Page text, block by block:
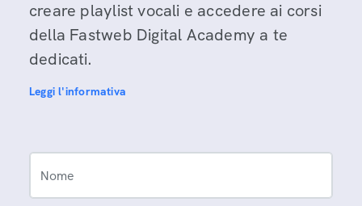
creare playlist vocali e accedere ai corsi
della Fastweb Digital Academy a te
dedicati.
Leggi l'informativa
Nome